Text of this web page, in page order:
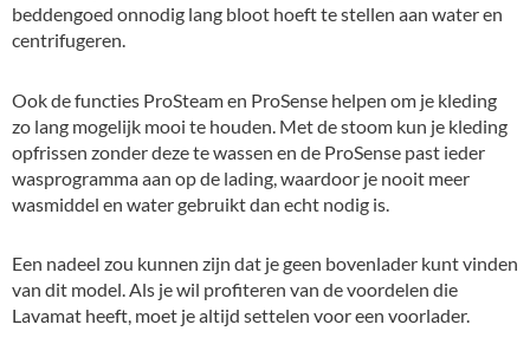
beddengoed onnodig lang bloot hoeft te stellen aan water en
centrifugeren.
Ook de functies ProSteam en ProSense helpen om je kleding
zo lang mogelijk mooi te houden. Met de stoom kun je kleding
opfrissen zonder deze te wassen en de ProSense past ieder
wasprogramma aan op de lading, waardoor je nooit meer
wasmiddel en water gebruikt dan echt nodig is.
Een nadeel zou kunnen zijn dat je geen bovenlader kunt vinden
van dit model. Als je wil profiteren van de voordelen die
Lavamat heeft, moet je altijd settelen voor een voorlader.